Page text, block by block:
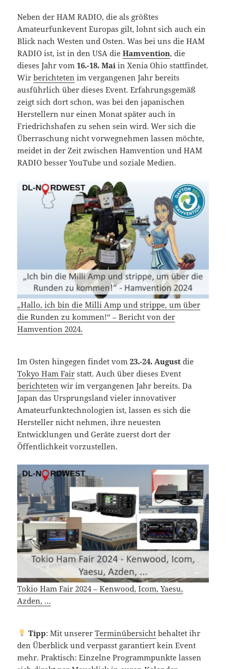
Neben der HAM RADIO, die als größtes
Amateurfunkevent Europas gilt, lohnt sich auch ein
Blick nach Westen und Osten. Was bei uns die HAM
RADIO ist, ist in den USA dieHamvention, die
dieses Jahr vom16.-18. Mai in Xenia Ohio stattfindet.
Wirberichteten im vergangenen Jahr bereits
ausführlich über dieses Event. Erfahrungsgemäß
zeigt sich dort schon, was bei den japanischen
Herstellern nur einen Monat später auch in
Friedrichshafen zu sehen sein wird. Wer sich die
Überraschung nicht vorwegnehmen lassen möchte,
meidet in der Zeit zwischen Hamvention und HAM
RADIO besser YouTube und soziale Medien.
„Hallo, ich bin die Milli Amp und strippe, um über
die Runden zu kommen!“ – Bericht von der
Hamvention 2024.
Im Osten hingegen findet vom23.-24. August die
Tokyo Ham Fair statt. Auch über dieses Event
berichteten wir im vergangenen Jahr bereits. Da
Japan das Ursprungsland vieler innovativer
Amateurfunktechnologien ist, lassen es sich die
Hersteller nicht nehmen, ihre neuesten
Entwicklungen und Geräte zuerst dort der
Öffentlichkeit vorzustellen.
Tokio Ham Fair 2024 – Kenwood, Icom, Yaesu,
Azden, …
Tipp: Mit unserer Terminübersichtbehaltet ihr
den Überblick und verpasst garantiert kein Event
mehr. Praktisch: Einzelne Programmpunkte lassen